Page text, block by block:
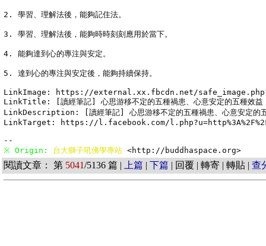
2. 學習、理解法後，能夠記住法。
3. 學習、理解法後，能夠時時刻刻應用於當下。
4. 能夠達到心的專注與安定。
5. 達到心的專注與安定後，能夠持續保持。
LinkImage: https://external.xx.fbcdn.net/
LinkTitle: [讀經筆記] 心思游移不定的五種禍患、心意安定的五種效
LinkDescription: [讀經筆記] 心思游移不定的五種禍患、心意安定的
LinkTarget: https://l.facebook.com/
※ Origin: 台大獅子吼佛學專站 <http://buddhaspace.org>
閱讀文章： 第 5041/5136 篇 | 上篇 | 下篇 | 回覆 | 轉寄 | 轉貼 | 查